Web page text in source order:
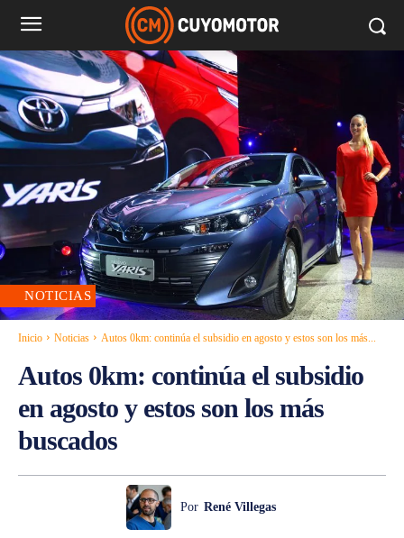
NOTICIAS
Inicio Noticias Autos 0km: continúa el subsidio en agosto y estos son los más...
Autos 0km: continúa el subsidio
en agosto y estos son los más
buscados
Por René Villegas